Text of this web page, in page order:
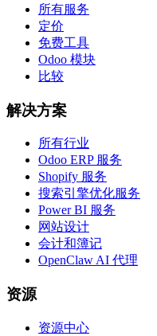
所有服务
定价
免费工具
Odoo 模块
比较
解决方案
所有行业
Odoo ERP 服务
Shopify 服务
搜索引擎优化服务
Power BI 服务
网站设计
会计和簿记
OpenClaw AI 代理
资源
资源中心